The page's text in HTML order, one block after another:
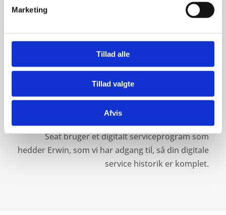
Marketing
Tillad alle
Tillad valgte
Afvis
Reparation og service af
Hos EngelbrechtBiler servicerer vi alle seat
modeller efter fabriksforeskrifter, hos os
bibeholder du fabriksgarantien ved
service/reparation af din Seat.
Seat bruger et digitalt serviceprogram som
hedder Erwin, som vi har adgang til, så din digitale
service historik er komplet.